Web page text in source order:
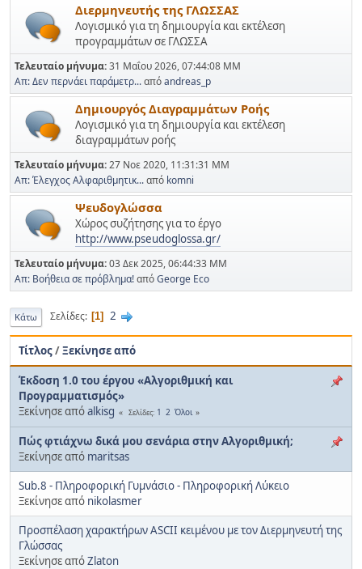
Διερμηνευτής της ΓΛΩΣΣΑΣ
Λογισμικό για τη δημιουργία και εκτέλεση
προγραμμάτων σε ΓΛΩΣΣΑ
Τελευταίο μήνυμα:31 Μαΐου 2026, 07:44:08 ΜΜ
Απ: Δεν περνάει παράμετρ...απόandreas_p
Δημιουργός Διαγραμμάτων Ροής
Λογισμικό για τη δημιουργία και εκτέλεση
διαγραμμάτων ροής
Τελευταίο μήνυμα:27 Νοε 2020, 11:31:31 ΜΜ
Απ: Έλεγχος Αλφαριθμητικ...από komni
Ψευδογλώσσα
Χώρος συζήτησης για το έργο
http://www.pseudoglossa.gr/
Τελευταίο μήνυμα:03 Δεκ 2025, 06:44:33 ΜΜ
Απ: Βοήθεια σε πρόβλημα!απόGeorge Eco
Κάτω Σελίδες 1 2
Τίτλος/Ξεκίνησε από
Έκδοση 1.0 του έργου «Αλγοριθμική και
Προγραμματισμός»
Ξεκίνησε απόalkisg Σελίδες 1 2 Όλοι
Πώς φτιάχνω δικά μου σενάρια στην Αλγοριθμική;
Ξεκίνησε από maritsas
Sub.8 - Πληροφορική Γυμνάσιο - Πληροφορική Λύκειο
Ξεκίνησε από nikolasmer
Προσπέλαση χαρακτήρων ASCII κειμένου με τον Διερμηνευτή της
Γλώσσας
Ξεκίνησε απόZlaton